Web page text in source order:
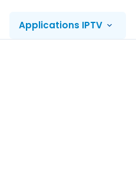
Applications IPTV